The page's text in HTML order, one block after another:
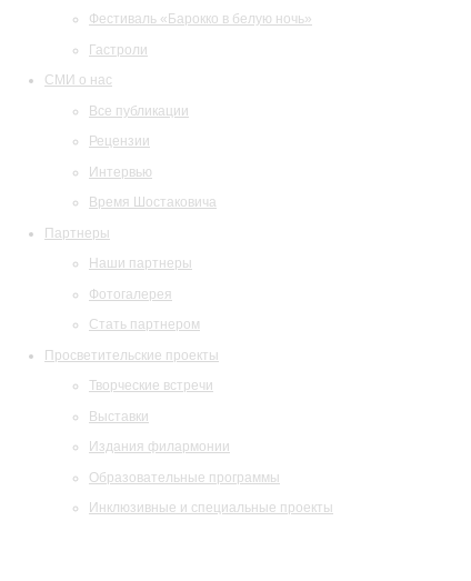
Фестиваль «Барокко в белую ночь»
Гастроли
СМИ о нас
Все публикации
Рецензии
Интервью
Время Шостаковича
Партнеры
Наши партнеры
Фотогалерея
Стать партнером
Просветительские проекты
Творческие встречи
Выставки
Издания филармонии
Образовательные программы
Инклюзивные и специальные проекты